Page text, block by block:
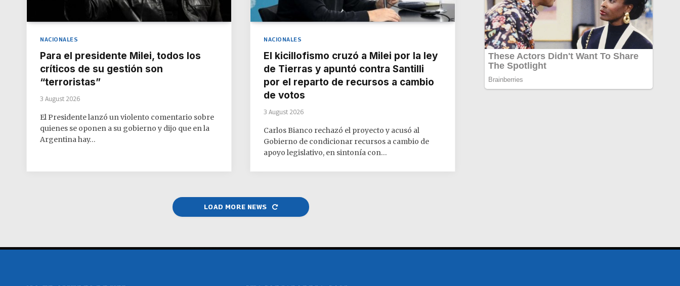
NACIONALES
Para el presidente Milei, todos los
críticos de su gestión son
“terroristas”
3 August 2026
El Presidente lanzó un violento comentario sobre
quienes se oponen a su gobierno y dijo que en la
Argentina hay…
NACIONALES
El kicillofismo cruzó a Milei por la ley
de Tierras y apuntó contra Santilli
por el reparto de recursos a cambio
de votos
3 August 2026
Carlos Bianco rechazó el proyecto y acusó al
Gobierno de condicionar recursos a cambio de
apoyo legislativo, en sintonía con…
LOAD MORE NEWS